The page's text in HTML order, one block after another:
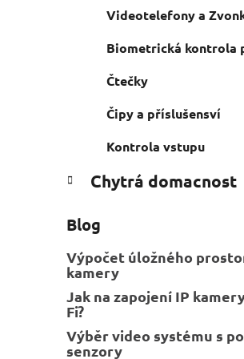
Videotelefony a
Biometrická kontrola
Čtečky
Čipy a příslušensví
Kontrola vstupu
Chytrá domacnost
Blog
Výpočet úložného
kamery
Jak na zapojení IP
Fi?
Výběr video systému s
senzory